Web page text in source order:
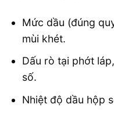
Mức dầu (đúng
mùi khét.
Dấu rò tại phớt
số.
Nhiệt độ dầu hộp